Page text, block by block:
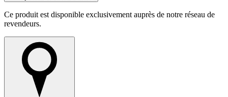
Ce produit est disponible exclusivement auprès de notre réseau de
revendeurs.